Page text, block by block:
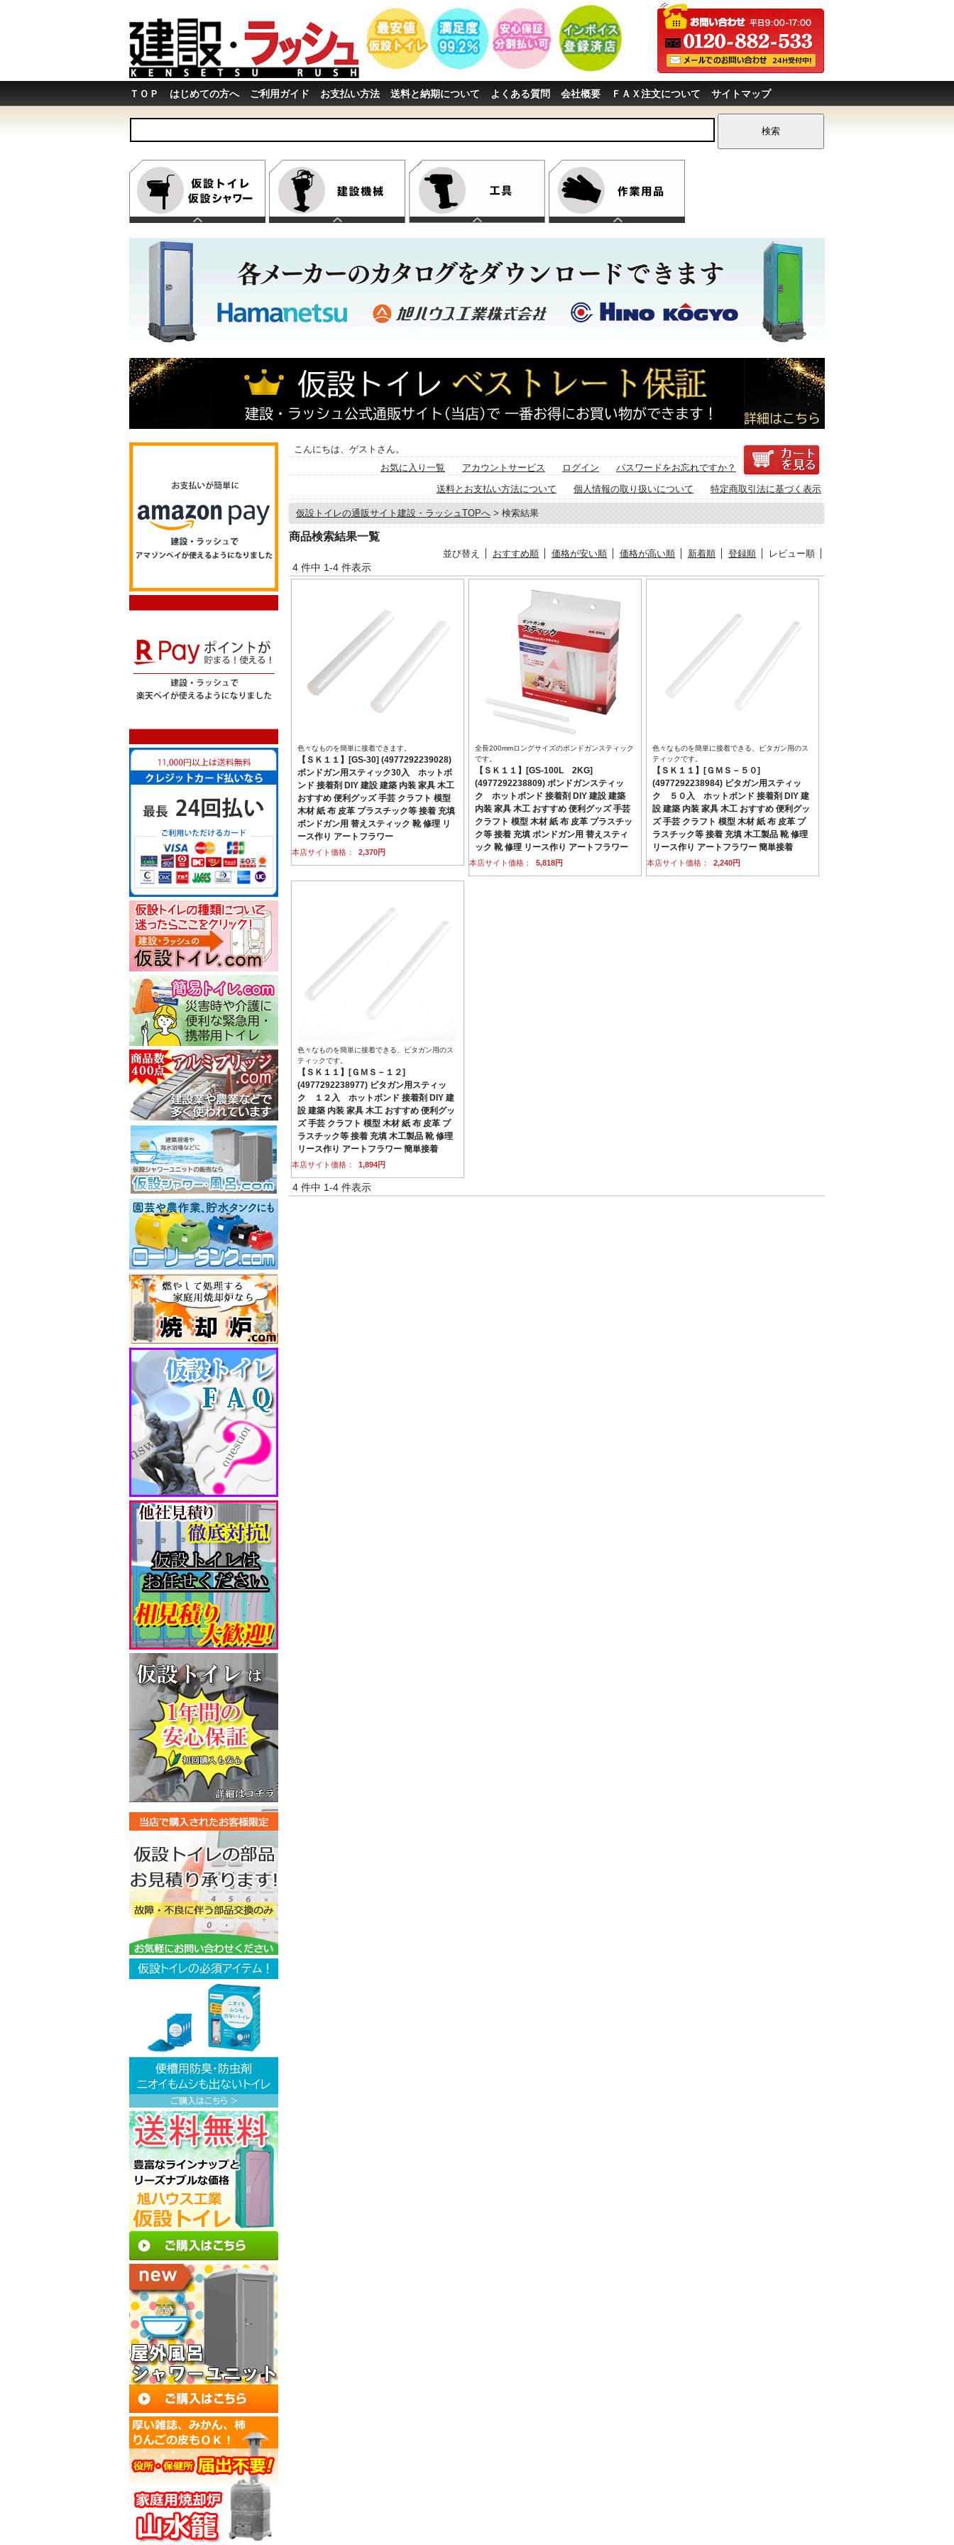
ＴＯＰ はじめての方へ ご利用ガイド お支払い方法 送料と納期について よくある質問 会社概要 ＦＡＸ注文について サイトマップ
こんにちは、ゲストさん。
お気に入り一覧
アカウントサービス ログイン
パスワードをお忘れですか？
送料とお支払い方法について
個人情報の取り扱いについて 特定商取引法に基づく表示
仮設トイレの通販サイト建設・ラッシュTOPへ> 検索結果
商品検索結果一覧
並び替え おすすめ順 価格が安い順 価格が高い順 新着順 登録順 レビュー順
4 件中 1-4 件表示
色々なものを簡単に接着できます。
【ＳＫ１１】[GS-30] (4977292239028)
ボンドガン用スティック30入 ホットボ
ンド 接着剤 DIY 建設 建築 内装 家具 木工
おすすめ 便利グッズ 手芸 クラフト 模型
木材 紙 布 皮革 プラスチック等 接着 充填
ボンドガン用 替えスティック 靴 修理 リ
ース作り アートフラワー
本店サイト価格： 2,370円
全長200mmロングサイズのボンドガンスティック
です。
【ＳＫ１１】[GS-100L 2KG]
(4977292238809) ボンドガンスティッ
ク ホットボンド 接着剤 DIY 建設 建築
内装 家具 木工 おすすめ 便利グッズ 手芸
クラフト 模型 木材 紙 布 皮革 プラスチッ
ク等 接着 充填 ボンドガン用 替えスティ
ック 靴 修理 リース作り アートフラワー
本店サイト価格： 5,818円
色々なものを簡単に接着できる、ピタガン用のス
ティックです。
【ＳＫ１１】[ＧＭＳ－５０]
(4977292238984) ピタガン用スティッ
ク ５０入 ホットボンド 接着剤 DIY 建
設 建築 内装 家具 木工 おすすめ 便利グッ
ズ 手芸 クラフト 模型 木材 紙 布 皮革 プ
ラスチック等 接着 充填 木工製品 靴 修理
リース作り アートフラワー 簡単接着
本店サイト価格： 2,240円
色々なものを簡単に接着できる、ピタガン用のス
ティックです。
【ＳＫ１１】[ＧＭＳ－１２]
(4977292238977) ピタガン用スティッ
ク １２入 ホットボンド 接着剤 DIY 建
設 建築 内装 家具 木工 おすすめ 便利グッ
ズ 手芸 クラフト 模型 木材 紙 布 皮革 プ
ラスチック等 接着 充填 木工製品 靴 修理
リース作り アートフラワー 簡単接着
本店サイト価格： 1,894円
4 件中 1-4 件表示